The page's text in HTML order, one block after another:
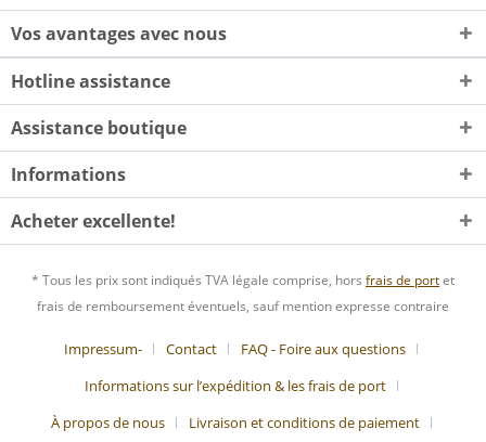
Vos avantages avec nous
Hotline assistance
Assistance boutique
Informations
Acheter excellente!
* Tous les prix sont indiqués TVA légale comprise, hors frais de portet
frais de remboursement éventuels, sauf mention expresse contraire
Impressum- Contact
FAQ - Foire aux questions
Informations sur l’expédition & les frais de port
À propos de nous
Livraison et conditions de paiement